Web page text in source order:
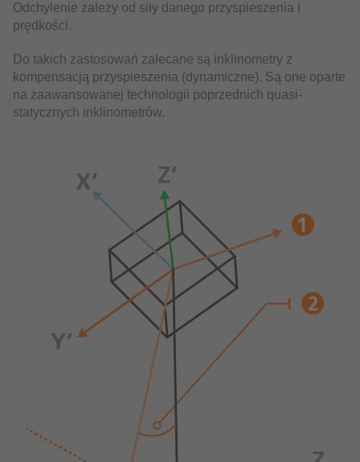
Odchylenie zależy od siły danego przyspieszenia i
prędkości.
Do takich zastosowań zalecane są inklinometry z
kompensacją przyspieszenia (dynamiczne). Są one oparte
na zaawansowanej technologii poprzednich quasi-
statycznych inklinometrów.